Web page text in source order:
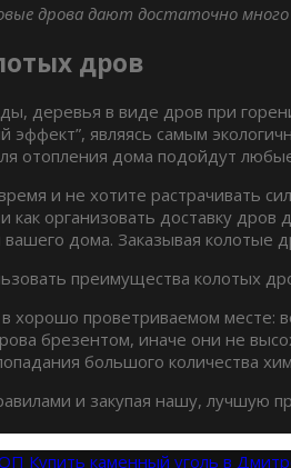
дрова дают достаточно
дров
деревья в виде дров при
эффект”, являясь самым
отопления дома подойдут
и не хотите растрачивать
как организовать доставку дров
дома. Заказывая колотые
преимущества колотых
хорошо проветриваемом месте:
брезентом, иначе они не
большого количества
и закупая нашу, лучшую
Купить каменный уголь в